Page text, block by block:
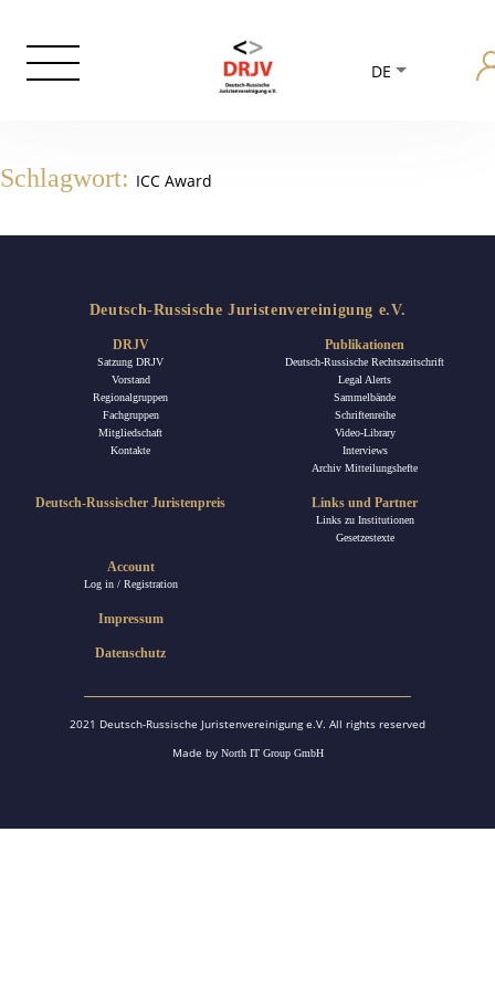
DE
Schlagwort: ICC Award
Deutsch-Russische Juristenvereinigung e.V.
DRJV
Satzung DRJV
Vorstand
Regionalgruppen
Fachgruppen
Mitgliedschaft
Kontakte
Publikationen
Deutsch-Russische Rechtszeitschrift
Legal Alerts
Sammelbände
Schriftenreihe
Video-Library
Interviews
Archiv Mitteilungshefte
Deutsch-Russischer Juristenpreis
Account
Log in / Registration
Links und Partner
Links zu Institutionen
Gesetzestexte
Impressum
Datenschutz
2021 Deutsch-Russische Juristenvereinigung e.V. All rights reserved
Made by North IT Group GmbH